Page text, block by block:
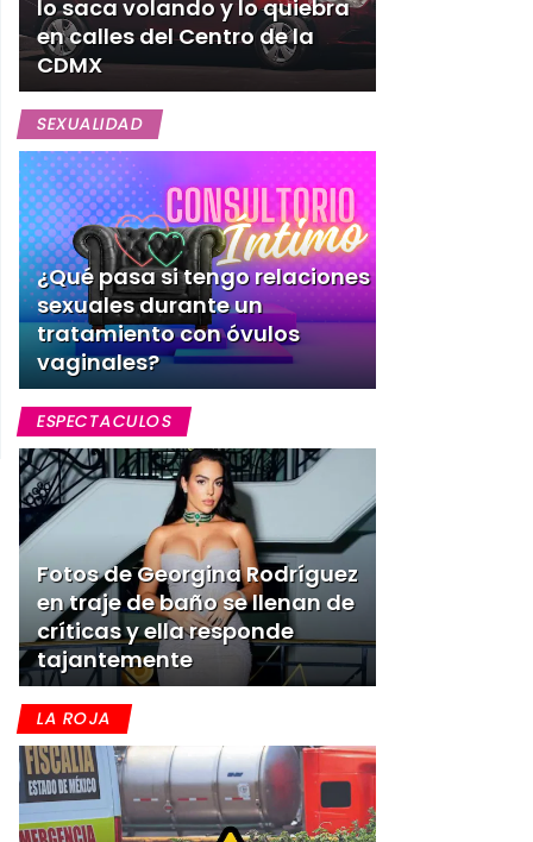
lo saca volando y lo quiebra
en calles del Centro de la
CDMX
SEXUALIDAD
¿Qué pasa si tengo relaciones
sexuales durante un
tratamiento con óvulos
vaginales?
ESPECTACULOS
Fotos de Georgina Rodríguez
en traje de baño se llenan de
críticas y ella responde
tajantemente
LA ROJA